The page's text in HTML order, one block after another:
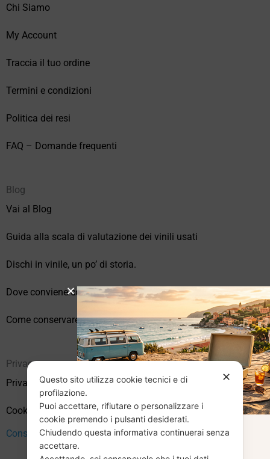
Chi Siamo
My Account
Traccia il tuo ordine
Termini e condizioni
Politica dei resi
FAQ – Domande frequenti
Blog
Vai al Blog
Guida alla scala di valutazione dei vinili usati
Dischi in vinile, un po’ di storia.
Dove conviene comprare vinili online?
Come conservare correttamente i vinili usati
Privacy
Privacy Policy
Cookie Policy (UE)
Consenso
✕
Questo sito utilizza cookie tecnici e di
profilazione.
Puoi accettare, rifiutare o personalizzare i
cookie premendo i pulsanti desiderati.
Chiudendo questa informativa continuerai senza
accettare.
CHIUSURA